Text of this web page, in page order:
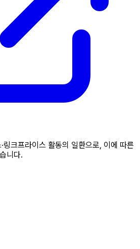
링크프라이스 활동의 일환으로, 이에 따른
니다.